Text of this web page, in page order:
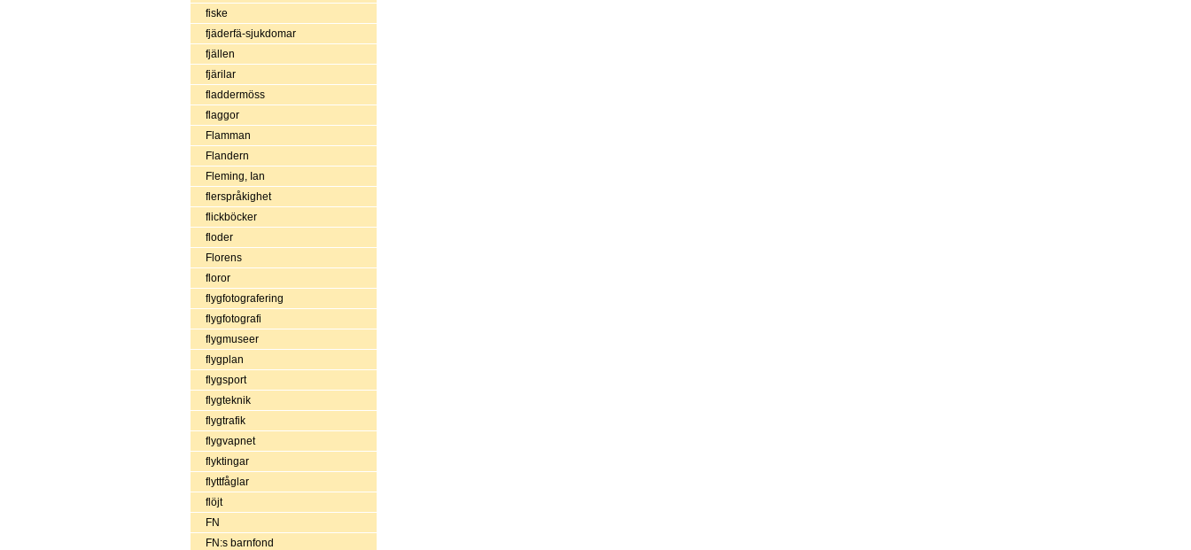
fiske
fjäderfä-sjukdomar
fjällen
fjärilar
fladdermöss
flaggor
Flamman
Flandern
Fleming, Ian
flerspråkighet
flickböcker
floder
Florens
floror
flygfotografering
flygfotografi
flygmuseer
flygplan
flygsport
flygteknik
flygtrafik
flygvapnet
flyktingar
flyttfåglar
flöjt
FN
FN:s barnfond